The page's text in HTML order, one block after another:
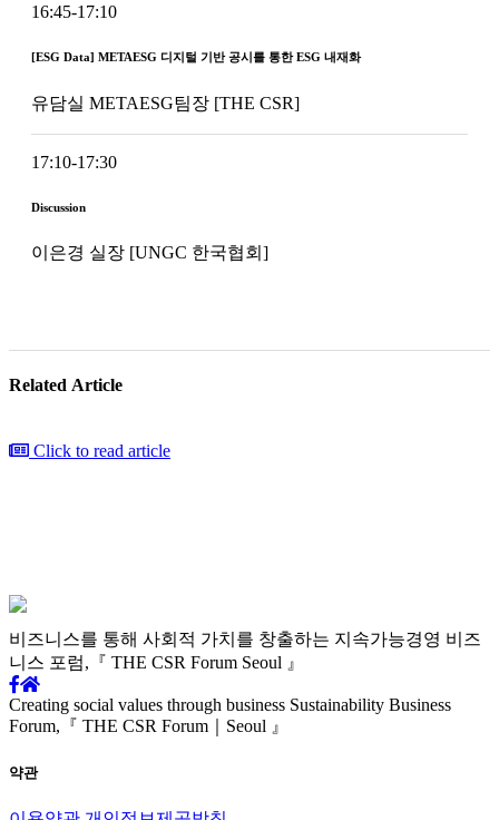
16:45-17:10
[ESG Data] METAESG 디지털 기반 공시를 통한 ESG 내재화
유담실 METAESG팀장 [THE CSR]
17:10-17:30
Discussion
이은경 실장 [UNGC 한국협회]
Related Article
Click to read article
비즈니스를 통해 사회적 가치를 창출하는 지속가능경영 비즈
니스 포럼, 『 THE CSR Forum Seoul 』
Creating social values through business Sustainability Business
Forum, 『 THE CSR Forum｜Seoul 』
약관